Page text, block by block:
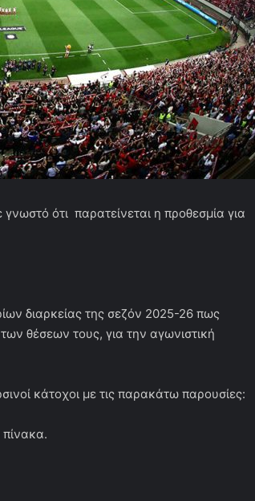
ότι παρατείνεται η προθεσμία για
διαρκείας της σεζόν 2025-26 πως
θέσεων τους, για την αγωνιστική
κάτοχοι με τις παρακάτω παρουσίες: